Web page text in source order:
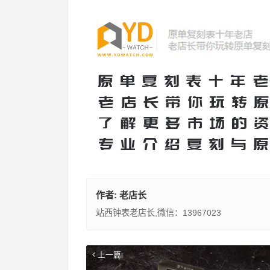
作者: 老店长
站西钟表老店长,微信：13967023
上一篇